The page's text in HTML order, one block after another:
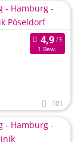
1 Bew.
101